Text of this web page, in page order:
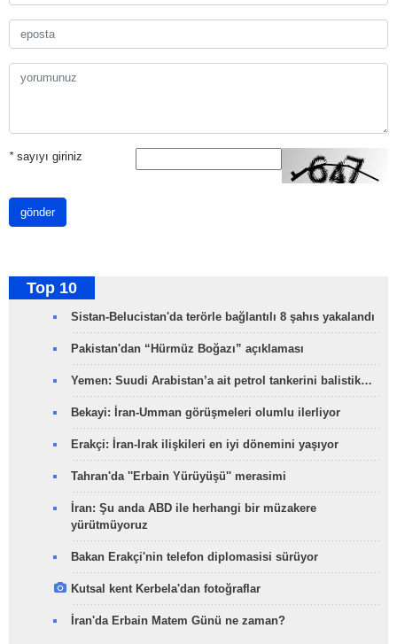
*sayıyı giriniz
gönder
Top 10
Sistan-Belucistan'da terörle bağlantılı 8 şahıs yakalandı
Pakistan'dan “Hürmüz Boğazı” açıklaması
Yemen: Suudi Arabistan’a ait petrol tankerini balistik…
Bekayi: İran-Umman görüşmeleri olumlu ilerliyor
Erakçi: İran-Irak ilişkileri en iyi dönemini yaşıyor
Tahran'da ''Erbain Yürüyüşü'' merasimi
İran: Şu anda ABD ile herhangi bir müzakere
yürütmüyoruz
Bakan Erakçi'nin telefon diplomasisi sürüyor
Kutsal kent Kerbela'dan fotoğraflar
İran'da Erbain Matem Günü ne zaman?